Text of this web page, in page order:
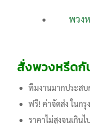
พวง
สั่งพวงหรีดกั
ทีมงานมากประส
ฟรี! ค่าจัดส่ง ในกรุ
ราคาไม่สูงจนเกินไ